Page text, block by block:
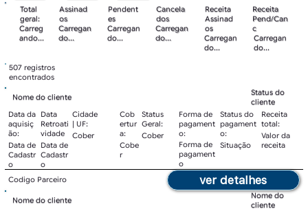
Total
geral:
Carreg
ando...
Assinad
os
Carregan
do...
Pendent
es
Carregan
do...
Cancela
dos
Carregan
do...
Receita
Assinad
os
Carregan
do...
Receita
Pend/Can
c
Carregan
do...
507 registros
encontrados
Nome do cliente
Status do
cliente
Codigo Parceiro ver detalhes
Data da
aquisiç
ão:
Data de
Cadastr
o
Data
Retroati
vidade
Data de
Cadastr
o
Cidade
| UF:
Cober
Cob
ertur
a:
Cobe
r
Status
Geral:
Cober
Forma de
pagament
o:
Forma de
pagament
o
Status do
pagament
o:
Situação
Receita
total:
Valor da
receita
Nome do cliente
Nome do
cliente